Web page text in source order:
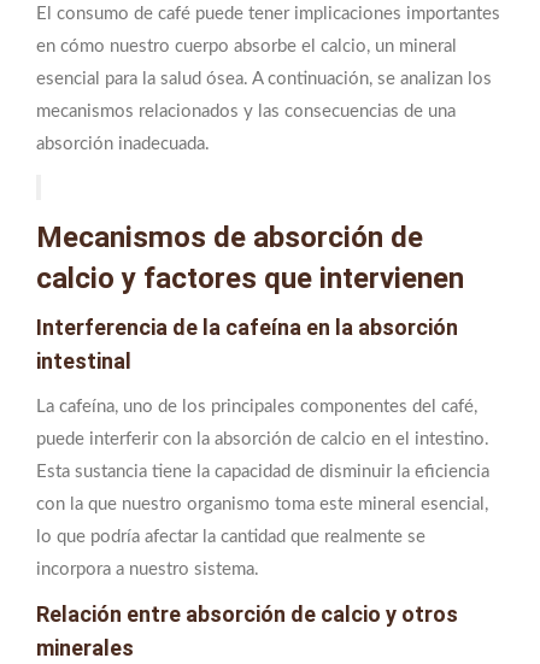
El consumo de café puede tener implicaciones importantes
en cómo nuestro cuerpo absorbe el calcio, un mineral
esencial para la salud ósea. A continuación, se analizan los
mecanismos relacionados y las consecuencias de una
absorción inadecuada.
Mecanismos de absorción de
calcio y factores que intervienen
Interferencia de la cafeína en la absorción
intestinal
La cafeína, uno de los principales componentes del café,
puede interferir con la absorción de calcio en el intestino.
Esta sustancia tiene la capacidad de disminuir la eficiencia
con la que nuestro organismo toma este mineral esencial,
lo que podría afectar la cantidad que realmente se
incorpora a nuestro sistema.
Relación entre absorción de calcio y otros
minerales